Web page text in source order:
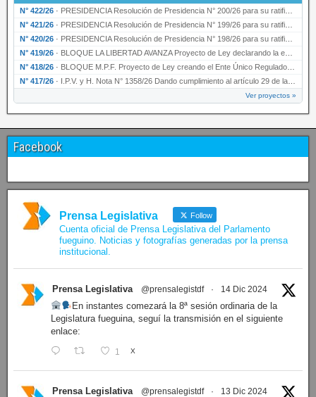
N° 422/26 · PRESIDENCIA Resolución de Presidencia N° 200/26 para su ratificación.
N° 421/26 · PRESIDENCIA Resolución de Presidencia N° 199/26 para su ratificación.
N° 420/26 · PRESIDENCIA Resolución de Presidencia N° 198/26 para su ratificación.
N° 419/26 · BLOQUE LA LIBERTAD AVANZA Proyecto de Ley declarando la esencialidad del servicio educativ…
N° 418/26 · BLOQUE M.P.F. Proyecto de Ley creando el Ente Único Regulador de servicios públicos de la …
N° 417/26 · I.P.V. y H. Nota N° 1358/26 Dando cumplimiento al artículo 29 de la Ley provincial N° 1399…
Ver proyectos »
Facebook
Prensa Legislativa Follow
Cuenta oficial de Prensa Legislativa del Parlamento
fueguino. Noticias y fotografías generadas por la prensa
institucional.
Prensa Legislativa @prensalegistdf · 14 Dic 2024
En instantes comezará la 8ª sesión ordinaria de la
Legislatura fueguina, seguí la transmisión en el siguiente
enlace:
1 X
Prensa Legislativa @prensalegistdf · 13 Dic 2024